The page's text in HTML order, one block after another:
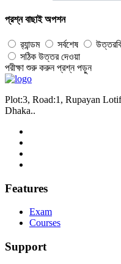
প্রশ্ন বাছাই অপশন
র‍্যান্ডম সর্বশেষ
সঠিক উত্তর দেওয়া
পরীক্ষা শুরু করুনপ্রশ্ন পড়ুন
Plot:3, Road:1, Rupayan
Dhaka..
Features
Exam
Courses
Support